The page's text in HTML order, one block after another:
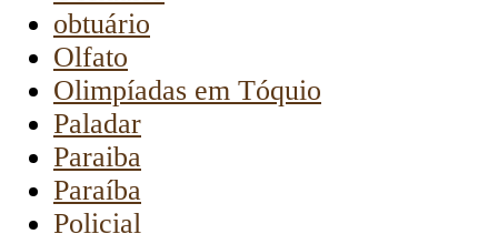
obtuário
Olfato
Olimpíadas em Tóquio
Paladar
Paraiba
Paraíba
Policial